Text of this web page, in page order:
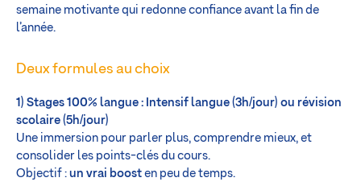
semaine motivante qui redonne confiance avant la fin de
l’année.
Deux formules au choix
1) Stages 100% langue : Intensif langue (3h/jour) ou révision
scolaire (5h/jour)
Une immersion pour parler plus, comprendre mieux, et
consolider les points-clés du cours.
Objectif : un vrai boost en peu de temps.